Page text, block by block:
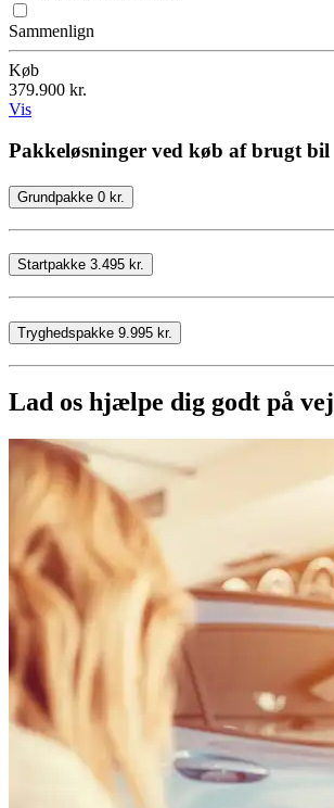
Sammenlign
Køb
379.900 kr.
Vis
Pakkeløsninger ved køb af brugt bil
Grundpakke 0 kr.
Startpakke 3.495 kr.
Tryghedspakke 9.995 kr.
Lad os hjælpe dig godt på vej